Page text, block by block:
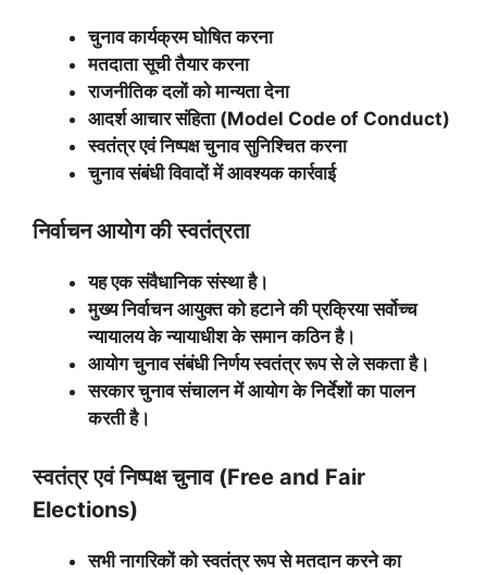
चुनाव कार्यक्रम घोषित करना
मतदाता सूची तैयार करना
राजनीतिक दलों को मान्यता देना
आदर्श आचार संहिता (Model Code of Conduct)
स्वतंत्र एवं निष्पक्ष चुनाव सुनिश्चित करना
चुनाव संबंधी विवादों में आवश्यक कार्रवाई
निर्वाचन आयोग की स्वतंत्रता
यह एक संवैधानिक संस्था है।
मुख्य निर्वाचन आयुक्त को हटाने की प्रक्रिया सर्वोच्च
न्यायालय के न्यायाधीश के समान कठिन है।
आयोग चुनाव संबंधी निर्णय स्वतंत्र रूप से ले सकता है।
सरकार चुनाव संचालन में आयोग के निर्देशों का पालन
करती है।
स्वतंत्र एवं निष्पक्ष चुनाव (Free and Fair
Elections)
सभी नागरिकों को स्वतंत्र रूप से मतदान करने का